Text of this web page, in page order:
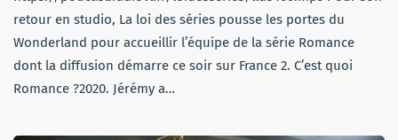
retour en studio, La loi des séries pousse les portes du
Wonderland pour accueillir l’équipe de la série Romance
dont la diffusion démarre ce soir sur France 2. C’est quoi
Romance ?2020. Jérémy a…